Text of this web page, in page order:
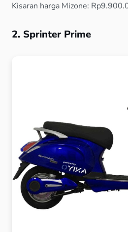
Kisaran harga Mizone:
2. Sprinter Prime